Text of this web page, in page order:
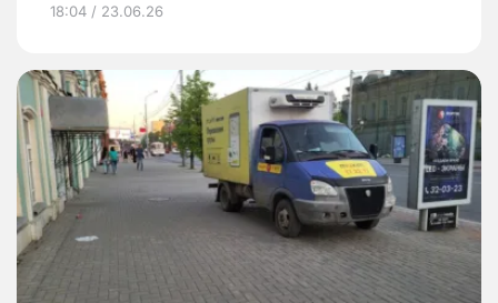
18:04 / 23.06.26